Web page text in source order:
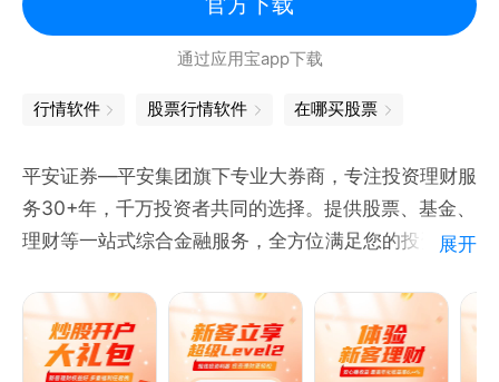
次听个够
如果您对我们软件有任何建议或者意见的话,欢迎您联
产品热线：400-609-1818
客服热线：10108688
新浪微博: https://weibo.com/caopanshoue?
is_hot=1 @益盟操盘手
通过应用宝app下载
行情软件 股票行情软件 在哪买股票
平安证券—平安集团旗下专业大券商，专注投资理财服
务30+年，千万投资者共同的选择。提供股票、基金、
理财等一站式综合金融服务，全方位满足您的投资需
【选择平安证券的理由】
贴心陪伴：明星投顾任您选，专业服务有温度，助力股
展开